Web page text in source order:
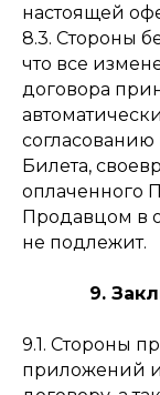
настоящей
8.3. Стороны
что все
договора
согласованию
Билета,
оплаченного
Продавцом в
не подлежит.
9.
9.1. Стороны
приложений